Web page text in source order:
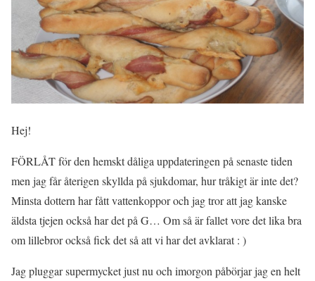
Hej!
FÖRLÅT för den hemskt dåliga uppdateringen på senaste tiden
men jag får återigen skyllda på sjukdomar, hur tråkigt är inte det?
Minsta dottern har fått vattenkoppor och jag tror att jag kanske
äldsta tjejen också har det på G… Om så är fallet vore det lika bra
om lillebror också fick det så att vi har det avklarat : )
Jag pluggar supermycket just nu och imorgon påbörjar jag en helt